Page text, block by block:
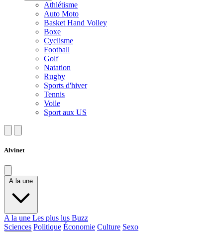
Athlétisme
Auto Moto
Basket Hand Volley
Boxe
Cyclisme
Football
Golf
Natation
Rugby
Sports d'hiver
Tennis
Voile
Sport aux US
Alvinet
A la une
A la une Les plus lus Buzz
Sciences Politique Économie Culture Sexo